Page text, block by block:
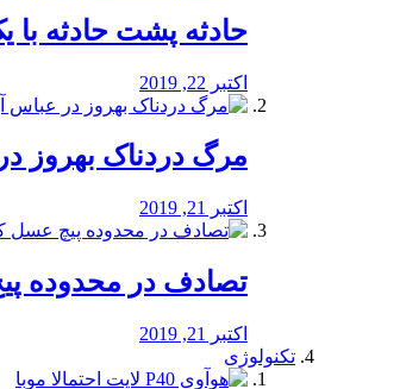
️حادثه پشت حادثه با
اکتبر 22, 2019
مرگ دردناک
اکتبر 21, 2019
تصادف در محدوده
اکتبر 21, 2019
تکنولوژی